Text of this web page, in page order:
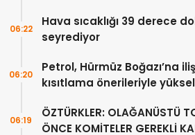
Hava sıcaklığı 39 derece
seyrediyor
06:22
Petrol, Hürmüz Boğazı’na
kısıtlama önerileriyle
06:20
ÖZTÜRKLER: OLAĞANÜSTÜ
ÖNCE KOMİTELER GEREKLİ
06:19